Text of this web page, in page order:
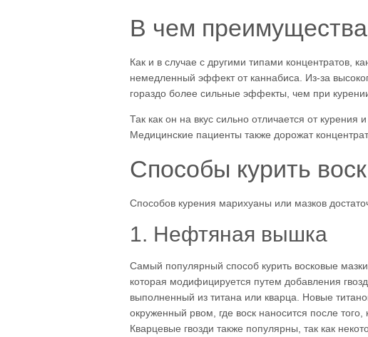
В чем
Как и в случае с другими типами концентратов,
немедленный эффект от каннабиса. Из-за
гораздо более сильные эффекты, чем при
Так как он на вкус сильно отличается от
Медицинские пациенты также дорожат
Способы курить воск
Способов курения марихуаны или мазков
1. Нефтяная вышка
Самый популярный способ курить восковые
которая модифицируется путем добавления
выполненный из титана или кварца. Новые
окруженный рвом, где воск наносится после
Кварцевые гвозди также популярны, так как